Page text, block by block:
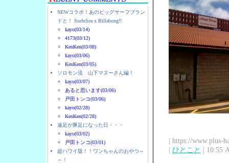
NEWコラボ！あのビッグサーフブラン
ドと！ SurfnSea x Billabong!!
kayo(03/14)
4173(03/12)
KenKen(03/08)
kayo(03/06)
KenKen(03/05)
ソロモン流 山下マヌーさん編！
kayo(03/07)
あると思います(03/06)
戸田トンコ(03/06)
kayo(02/28)
KenKen(02/28)
遠足が豚足になった日・・・
kayo(03/02)
戸田トンコ(03/01)
超ハワイ版！！ワンちゃんのおやつ～
～！
| https://www.plus-
| ひとこと | 10:55